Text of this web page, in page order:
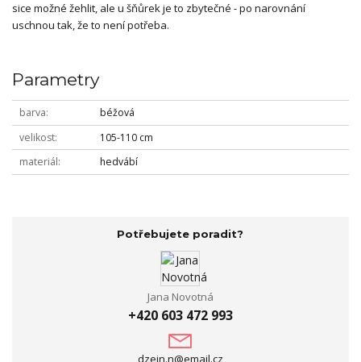
sice možné žehlit, ale u šňůrek je to zbytečné - po narovnání
uschnou tak, že to není potřeba.
Parametry
barva
béžová
velikost
105-110 cm
materiál
hedvábí
Potřebujete poradit?
Jana Novotná
+420 603 472 993
dzejn.n@email.cz